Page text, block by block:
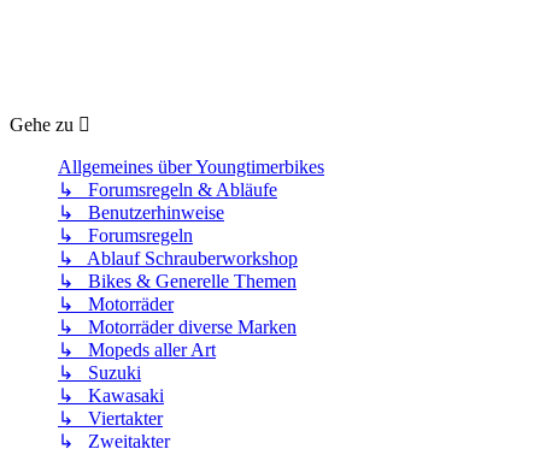
Gehe zu
Allgemeines über Youngtimerbikes
↳ Forumsregeln & Abläufe
↳ Benutzerhinweise
↳ Forumsregeln
↳ Ablauf Schrauberworkshop
↳ Bikes & Generelle Themen
↳ Motorräder
↳ Motorräder diverse Marken
↳ Mopeds aller Art
↳ Suzuki
↳ Kawasaki
↳ Viertakter
↳ Zweitakter